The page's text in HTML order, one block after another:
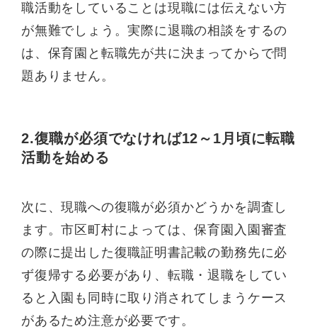
職活動をしていることは現職には伝えない方
が無難でしょう。実際に退職の相談をするの
は、保育園と転職先が共に決まってからで問
題ありません。
2.復職が必須でなければ12～1月頃に転職
活動を始める
次に、現職への復職が必須かどうかを調査し
ます。市区町村によっては、保育園入園審査
の際に提出した復職証明書記載の勤務先に必
ず復帰する必要があり、転職・退職をしてい
ると入園も同時に取り消されてしまうケース
があるため注意が必要です。